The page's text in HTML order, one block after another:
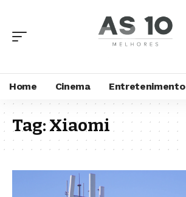
Home Cinema Entretenimento
Tag:Xiaomi